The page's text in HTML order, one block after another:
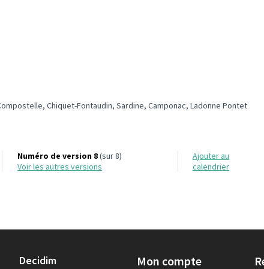
: Brivazac-Candau, La Paillère-Compostelle, Chiquet-Fontaudin,
Chiquet-Fontaudin, Sardine, Camponac, Ladonne Pontet
Numéro de version 8(sur 8)
voir les autres versions
Ajouter au
calendrier
Decidim Mon compte